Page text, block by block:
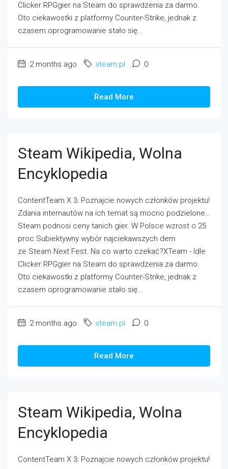
Clicker RPGgier na Steam do sprawdzenia za darmo.
Oto ciekawostki z platformy Counter-Strike, jednak z
czasem oprogramowanie stało się...
2 months ago xteam.pl 0
Read More
Steam Wikipedia, Wolna
Encyklopedia
ContentTeam X 3: Poznajcie nowych członków projektu!
Zdania internautów na ich temat są mocno podzielone…
Steam podnosi ceny tanich gier. W Polsce wzrost o 25
proc.Subiektywny wybór najciekawszych dem
ze Steam Next Fest. Na co warto czekać?XTeam - Idle
Clicker RPGgier na Steam do sprawdzenia za darmo.
Oto ciekawostki z platformy Counter-Strike, jednak z
czasem oprogramowanie stało się...
2 months ago xteam.pl 0
Read More
Steam Wikipedia, Wolna
Encyklopedia
ContentTeam X 3: Poznajcie nowych członków projektu!